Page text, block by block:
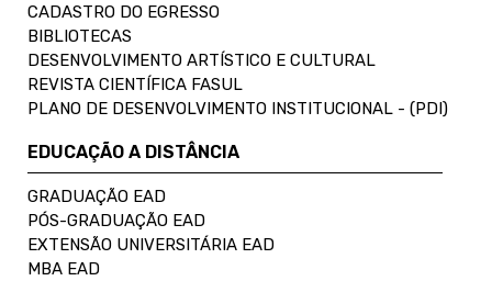
CADASTRO DO EGRESSO
BIBLIOTECAS
DESENVOLVIMENTO ARTÍSTICO E CULTURAL
REVISTA CIENTÍFICA FASUL
PLANO DE DESENVOLVIMENTO INSTITUCIONAL - (PDI)
EDUCAÇÃO A DISTÂNCIA
GRADUAÇÃO EAD
PÓS-GRADUAÇÃO EAD
EXTENSÃO UNIVERSITÁRIA EAD
MBA EAD